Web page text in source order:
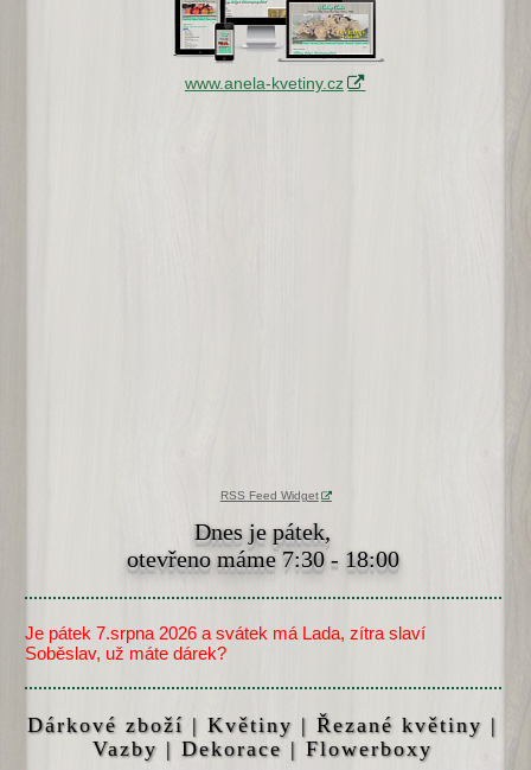
www.anela-kvetiny.cz
RSS Feed Widget
Dnes je pátek,
otevřeno máme 7:30 - 18:00
Je pátek 7.srpna 2026 a svátek má Lada, zítra slaví
Soběslav, už máte dárek?
Dárkové zboží | Květiny | Řezané květiny |
Vazby | Dekorace | Flowerboxy